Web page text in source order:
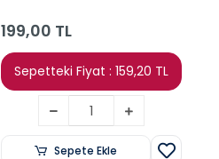
199,00 TL
Sepetteki Fiyat : 159,20 TL
Sepete Ekle